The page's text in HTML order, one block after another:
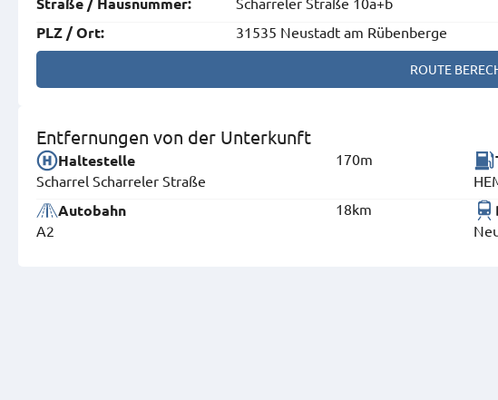
Straße / Hausnummer:
PLZ /Ort: 31535 Neustadt am Rübenberge
ROUTE
Entfernungen von der Unterkunft
Haltestelle
Scharrel Scharreler Straße
170m
Autobahn
A2
18km